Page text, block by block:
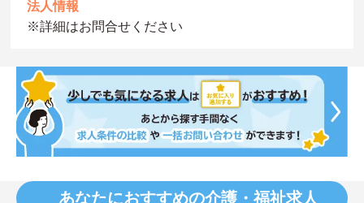
法人情報
※詳細はお問合せください
あなたにおすすめの介護・福祉求人